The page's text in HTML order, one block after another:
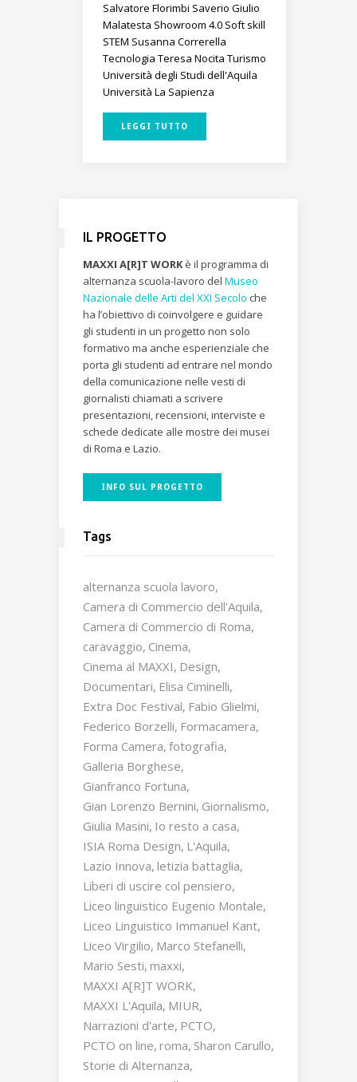
Salvatore Florimbi Saverio Giulio
Malatesta Showroom 4.0 Soft skill
STEM Susanna Correrella
Tecnologia Teresa Nocita Turismo
Università degli Studi dell'Aquila
Università La Sapienza
LEGGI TUTTO
IL PROGETTO
MAXXI A[R]T WORKè il programma di
alternanza scuola-lavoro del Museo
Nazionale delle Arti del XXI Secolo che
ha l’obiettivo di coinvolgere e guidare
gli studenti in un progetto non solo
formativo ma anche esperienziale che
porta gli studenti ad entrare nel mondo
della comunicazione nelle vesti di
giornalisti chiamati a scrivere
presentazioni, recensioni, interviste e
schede dedicate alle mostre dei musei
di Roma e Lazio.
INFO SUL PROGETTO
Tags
alternanza scuola lavoro
Camera di Commercio dell'Aquila
Camera di Commercio di Roma
caravaggio Cinema
Cinema al MAXXI Design
Documentari Elisa Ciminelli
Extra Doc Festival Fabio Glielmi
Federico Borzelli Formacamera
Forma Camera fotografia
Galleria Borghese
Gianfranco Fortuna
Gian Lorenzo Bernini Giornalismo
Giulia Masini Io resto a casa
ISIA Roma Design L'Aquila
Lazio Innova letizia battaglia
Liberi di uscire col pensiero
Liceo linguistico Eugenio Montale
Liceo Linguistico Immanuel Kant
Liceo Virgilio Marco Stefanelli
Mario Sesti maxxi
MAXXI A[R]T WORK
MAXXI L'Aquila MIUR
Narrazioni d'arte PCTO
PCTO on line roma Sharon Carullo
Storie di Alternanza